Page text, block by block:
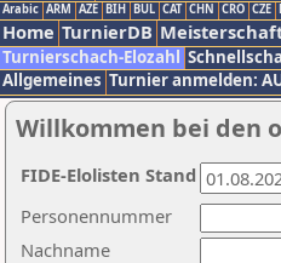
Arabic ARM AZE BIH BUL CAT CHN CRO CZE
Home TurnierDB
Turnierschach-Elozahl
Allgemeines Turnier anmelden:
Willkommen bei den
Nachname
Personennummer
FIDE-Elolisten Stand